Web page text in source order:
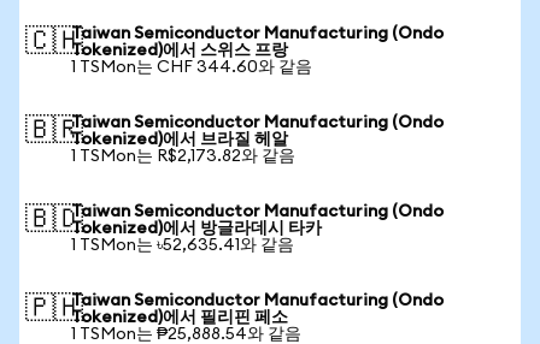
🇨🇭Taiwan Semiconductor Manufacturing (Ondo
Tokenized)에서 스위스 프랑
1 TSMon는 CHF 344.60와 같음
🇧🇷Taiwan Semiconductor Manufacturing (Ondo
Tokenized)에서 브라질 헤알
1 TSMon는 R$2,173.82와 같음
🇧🇩Taiwan Semiconductor Manufacturing (Ondo
Tokenized)에서 방글라데시 타카
1 TSMon는 ৳52,635.41와 같음
🇵🇭Taiwan Semiconductor Manufacturing (Ondo
Tokenized)에서 필리핀 페소
1 TSMon는 ₱25,888.54와 같음